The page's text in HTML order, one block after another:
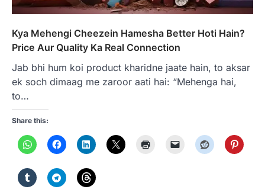
Kya Mehengi Cheezein Hamesha Better Hoti Hain?
Price Aur Quality Ka Real Connection
Jab bhi hum koi product kharidne jaate hain, to aksar
ek soch dimaag me zaroor aati hai: “Mehenga hai,
to…
Share this: